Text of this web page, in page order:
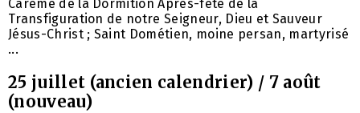
Carême de la Dormition Après-fête de la
Transfiguration de notre Seigneur, Dieu et Sauveur
Jésus-Christ ; Saint Dométien, moine persan, martyrisé
...
25 juillet (ancien calendrier) / 7 août
(nouveau)